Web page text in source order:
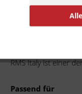
Auf die Merkliste
RMS Italy ist einer
Passend für